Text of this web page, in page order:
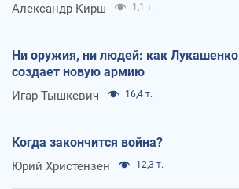
Александр Кирш 1,1 т.
Ни оружия, ни людей: как Лукашенко
создает новую армию
Игар Тышкевич 16,4 т.
Когда закончится война?
Юрий Христензен 12,3 т.